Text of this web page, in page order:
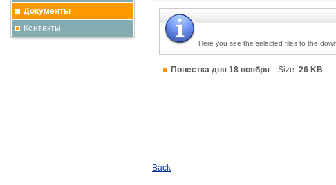
Документы
Контакты
Here you see the selected files to the
Повестка дня 18 ноября Size: 26 KB
Back